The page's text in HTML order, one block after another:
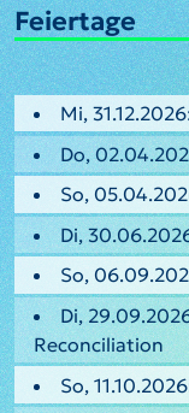
Feiertage
Mi,
Do,
So,
Di,
So,
Di,
Reconciliation
So,